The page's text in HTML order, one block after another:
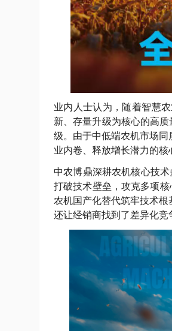
业内人士认为，随着智慧
新、存量升级为核心的高
级。由于中低端农机市场
业内卷、释放增长潜力的核
中农博鼎深耕农机核心技
打破技术壁垒，攻克多项
农机国产化替代筑牢技术
还让经销商找到了差异化竞